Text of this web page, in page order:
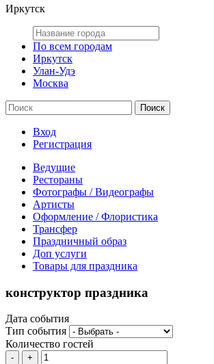
Иркутск
По всем городам
Иркутск
Улан-Удэ
Москва
Вход
Регистрация
Ведущие
Рестораны
Фотографы / Видеографы
Артисты
Оформление / Флористика
Трансфер
Праздничный образ
Доп услуги
Товары для праздника
конструктор праздника
Дата события
Тип события
Количество гостей
- +